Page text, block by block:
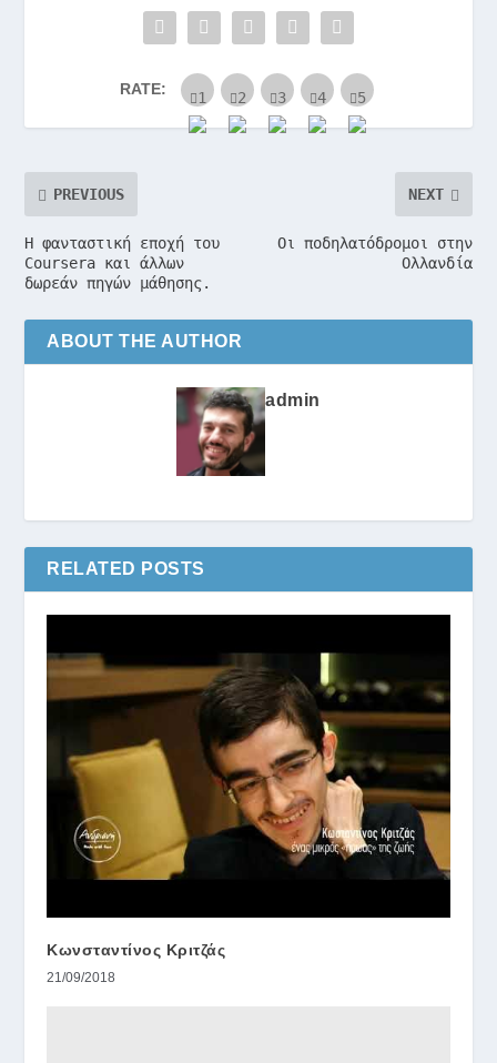
RATE:
PREVIOUS
Η φανταστική εποχή του
Coursera και άλλων
δωρεάν πηγών μάθησης.
NEXT
Οι ποδηλατόδρομοι στην
Ολλανδία
ABOUT THE AUTHOR
admin
RELATED POSTS
Κωνσταντίνος Κριτζάς
21/09/2018